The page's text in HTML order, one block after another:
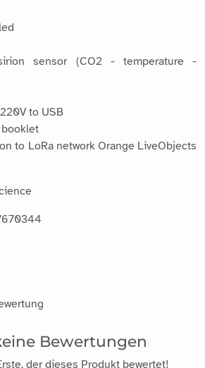
sensor (CO2 - temperature -
to USB
booklet
to LoRa network Orange LiveObjects
Bewertungen
der dieses Produkt bewertet!